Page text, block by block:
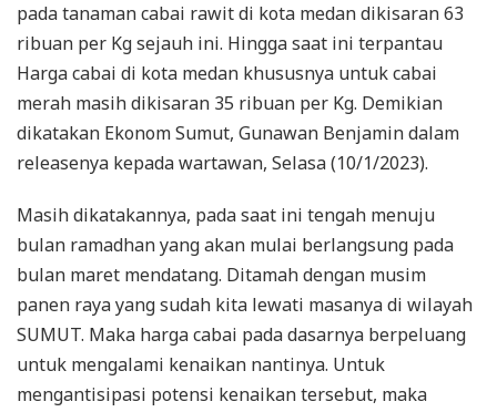
pada tanaman cabai rawit di kota medan dikisaran 63
ribuan per Kg sejauh ini. Hingga saat ini terpantau
Harga cabai di kota medan khususnya untuk cabai
merah masih dikisaran 35 ribuan per Kg. Demikian
dikatakan Ekonom Sumut, Gunawan Benjamin dalam
releasenya kepada wartawan, Selasa (10/1/2023).
Masih dikatakannya, pada saat ini tengah menuju
bulan ramadhan yang akan mulai berlangsung pada
bulan maret mendatang. Ditamah dengan musim
panen raya yang sudah kita lewati masanya di wilayah
SUMUT. Maka harga cabai pada dasarnya berpeluang
untuk mengalami kenaikan nantinya. Untuk
mengantisipasi potensi kenaikan tersebut, maka